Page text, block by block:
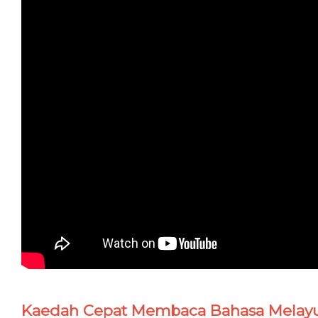
Kaedah Cepat Membaca Bahasa